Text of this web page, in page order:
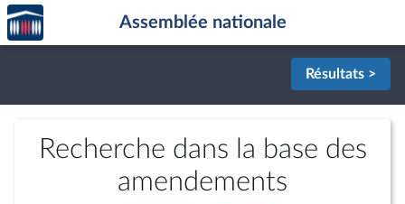
Aller au contenu
Aller en bas de la page
Accèder
à la
page
Assemblée nationale
Résultats >
Recherche dans la base des
amendements